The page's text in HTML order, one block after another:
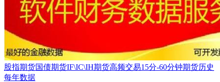
股指期货国债期货IF\IC\IH期货高频交易15分-60分钟期货历史
每年数据